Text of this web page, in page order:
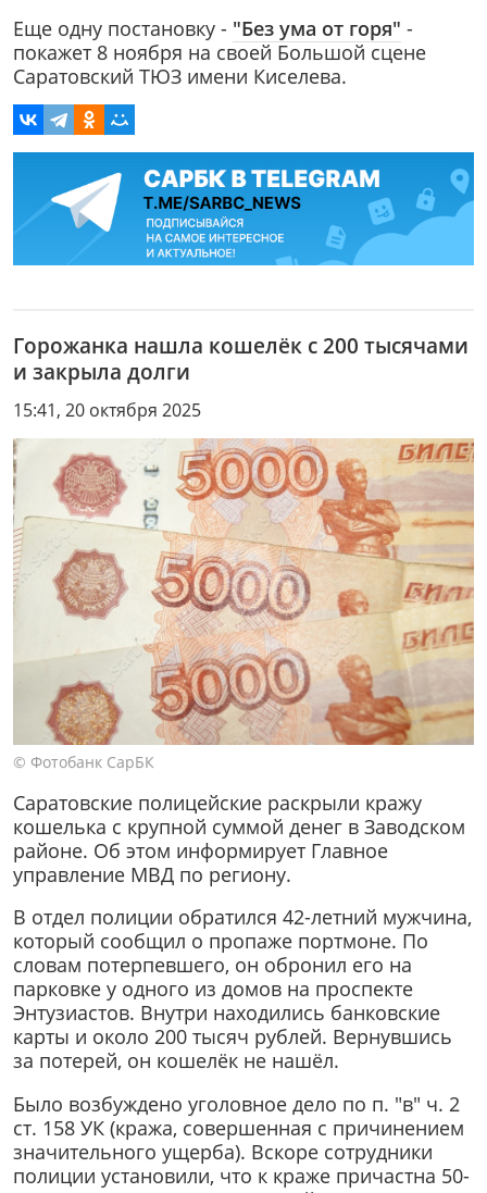
Еще одну постановку - "Без ума от горя" -
покажет 8 ноября на своей Большой сцене
Саратовский ТЮЗ имени Киселева.
Горожанка нашла кошелёк с 200 тысячами
и закрыла долги
15:41, 20 октября 2025
© Фотобанк СарБК
Саратовские полицейские раскрыли кражу
кошелька с крупной суммой денег в Заводском
районе. Об этом информирует Главное
управление МВД по региону.
В отдел полиции обратился 42-летний мужчина,
который сообщил о пропаже портмоне. По
словам потерпевшего, он обронил его на
парковке у одного из домов на проспекте
Энтузиастов. Внутри находились банковские
карты и около 200 тысяч рублей. Вернувшись
за потерей, он кошелёк не нашёл.
Было возбуждено уголовное дело по п. "в" ч. 2
ст. 158 УК (кража, совершенная с причинением
значительного ущерба). Вскоре сотрудники
полиции установили, что к краже причастна 50-